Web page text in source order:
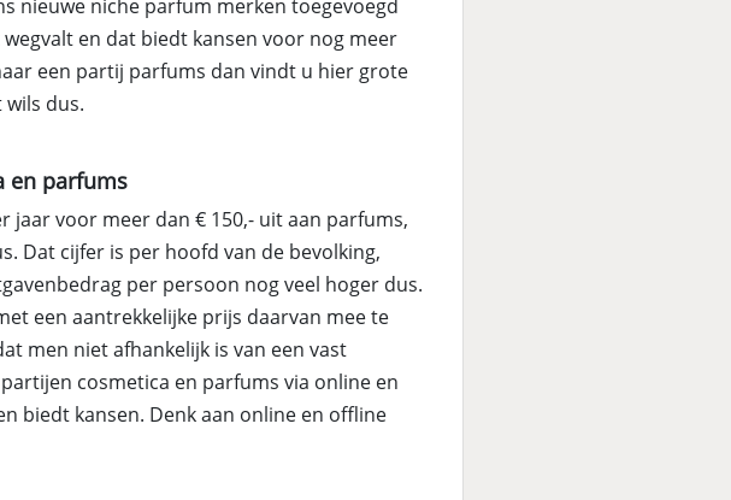
nieuwe niche parfum merken toegevoegd
en dat biedt kansen voor nog meer
een partij parfums dan vindt u hier grote
dus.
en parfums
voor meer dan € 150,- uit aan parfums,
Dat cijfer is per hoofd van de bevolking,
per persoon nog veel hoger dus.
een aantrekkelijke prijs daarvan mee te
men niet afhankelijk is van een vast
cosmetica en parfums via online en
biedt kansen. Denk aan online en offline